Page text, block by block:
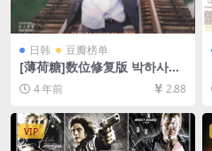
日韩 豆瓣榜单
[薄荷糖]数位修复版 박하사탕
(1999)[百度网盘+夸克网盘
+迅雷云盘资源1080P超清未
4 年前 2.88
VIP